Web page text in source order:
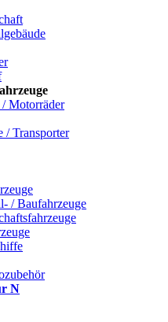
Motorräder
/ Transporter
/ Baufahrzeuge
N